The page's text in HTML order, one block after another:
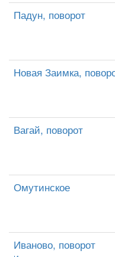
Падун, поворот
Новая Заимка,
Вагай, поворот
Омутинское
Иваново, поворот